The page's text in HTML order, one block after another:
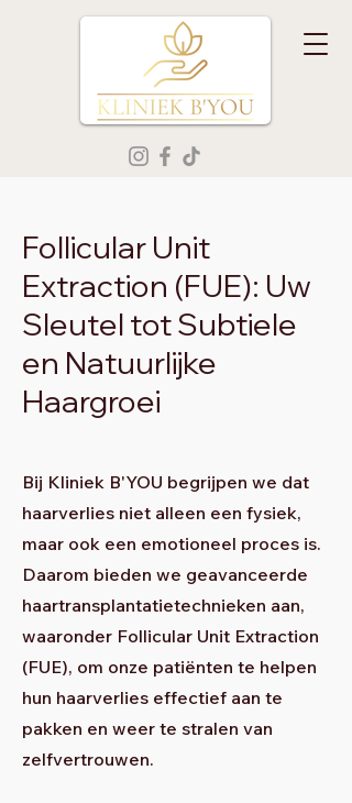
Follicular Unit
Extraction (FUE): Uw
Sleutel tot Subtiele
en Natuurlijke
Haargroei
Bij Kliniek B'YOU begrijpen we dat
haarverlies niet alleen een fysiek,
maar ook een emotioneel proces is.
Daarom bieden we geavanceerde
haartransplantatietechnieken aan,
waaronder Follicular Unit Extraction
(FUE), om onze patiënten te helpen
hun haarverlies effectief aan te
pakken en weer te stralen van
zelfvertrouwen.